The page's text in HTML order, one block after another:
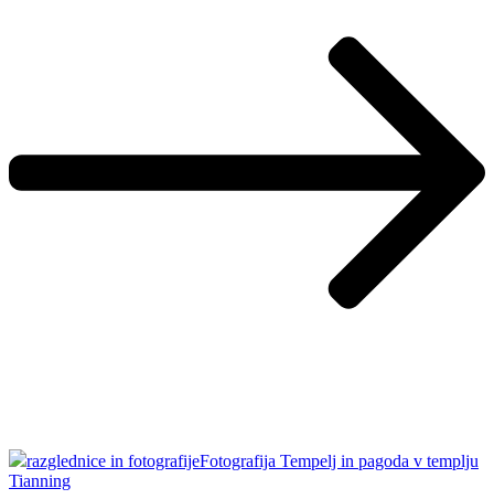
razglednice in fotografijeFotografija Tempelj in pagoda v templju
Tianning